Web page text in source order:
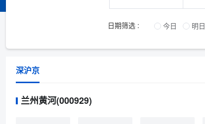
日期筛选 : 今日 明日
深沪京
兰州黄河(000929)